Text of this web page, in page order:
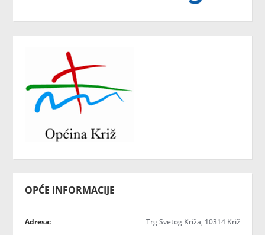
OPĆE INFORMACIJE
Adresa: Trg Svetog Križa, 10314 Križ